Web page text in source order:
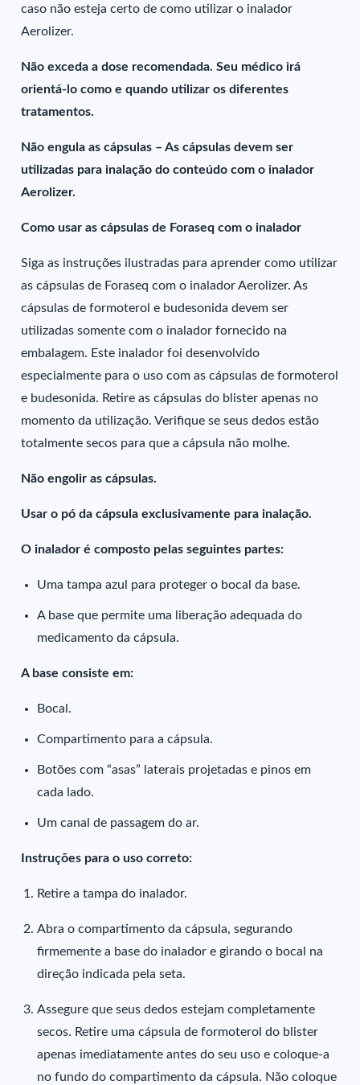
caso não esteja certo de como utilizar o inalador
Aerolizer.
Não exceda a dose recomendada. Seu médico irá
orientá-lo como e quando utilizar os diferentes
tratamentos.
Não engula as cápsulas – As cápsulas devem ser
utilizadas para inalação do conteúdo com o inalador
Aerolizer.
Como usar as cápsulas de Foraseq com o inalador
Siga as instruções ilustradas para aprender como utilizar
as cápsulas de Foraseq com o inalador Aerolizer. As
cápsulas de formoterol e budesonida devem ser
utilizadas somente com o inalador fornecido na
embalagem. Este inalador foi desenvolvido
especialmente para o uso com as cápsulas de formoterol
e budesonida. Retire as cápsulas do blister apenas no
momento da utilização. Verifique se seus dedos estão
totalmente secos para que a cápsula não molhe.
Não engolir as cápsulas.
Usar o pó da cápsula exclusivamente para inalação.
O inalador é composto pelas seguintes partes:
Uma tampa azul para proteger o bocal da base.
A base que permite uma liberação adequada do
medicamento da cápsula.
A base consiste em:
Bocal.
Compartimento para a cápsula.
Botões com “asas” laterais projetadas e pinos em
cada lado.
Um canal de passagem do ar.
Instruções para o uso correto:
Retire a tampa do inalador.
Abra o compartimento da cápsula, segurando
firmemente a base do inalador e girando o bocal na
direção indicada pela seta.
Assegure que seus dedos estejam completamente
secos. Retire uma cápsula de formoterol do blister
apenas imediatamente antes do seu uso e coloque-a
no fundo do compartimento da cápsula. Não coloque